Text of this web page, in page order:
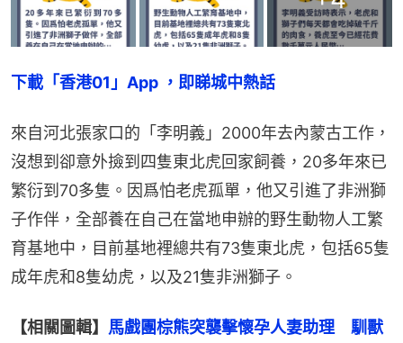
下載「香港01」App ，即睇城中熱話
來自河北張家口的「李明義」2000年去內蒙古工作，
沒想到卻意外撿到四隻東北虎回家飼養，20多年來已
繁衍到70多隻。因爲怕老虎孤單，他又引進了非洲獅
子作伴，全部養在自己在當地申辦的野生動物人工繁
育基地中，目前基地裡總共有73隻東北虎，包括65隻
成年虎和8隻幼虎，以及21隻非洲獅子。
【相關圖輯】 馬戲團棕熊突襲擊懷孕人妻助理　馴獸